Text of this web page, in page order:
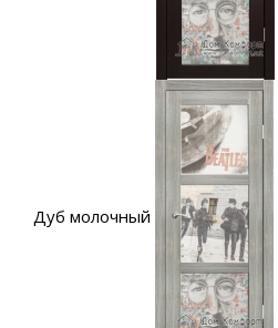
Дуб молочный